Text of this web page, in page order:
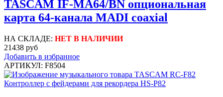
TASCAM IF-MA64/BN опциональная
карта 64-канала MADI coaxial
НА СКЛАДЕ: НЕТ В НАЛИЧИИ
21438 руб
Добавить в избранное
АРТИКУЛ: F8504